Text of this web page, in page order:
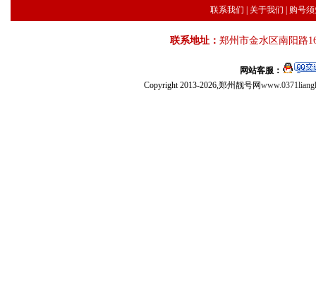
联系我们 关于我们 购号
联系地址： 郑州市金水区南阳路
网站客服：
Copyright 2013-2026,郑州靓号网